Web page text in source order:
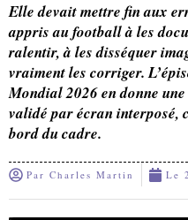
Elle devait mettre fin aux
appris au football à les
ralentir, à les disséquer
vraiment les corriger.
Mondial 2026 en donne
validé par écran interposé,
bord du cadre.
Par Charles Martin Le